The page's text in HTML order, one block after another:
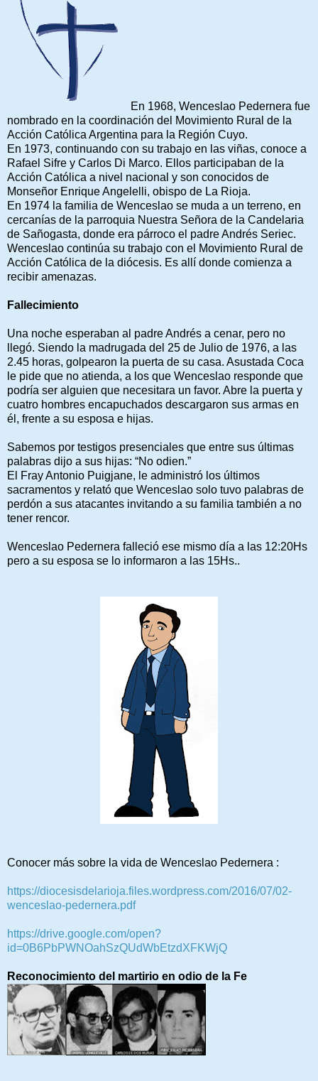
En 1968, Wenceslao Pedernera fue
nombrado en la coordinación del Movimiento Rural de la
Acción Católica Argentina para la Región Cuyo.
En 1973, continuando con su trabajo en las viñas, conoce a
Rafael Sifre y Carlos Di Marco. Ellos participaban de la
Acción Católica a nivel nacional y son conocidos de
Monseñor Enrique Angelelli, obispo de La Rioja.
En 1974 la familia de Wenceslao se muda a un terreno, en
cercanías de la parroquia Nuestra Señora de la Candelaria
de Sañogasta, donde era párroco el padre Andrés Seriec.
Wenceslao continúa su trabajo con el Movimiento Rural de
Acción Católica de la diócesis. Es allí donde comienza a
recibir amenazas.
Fallecimiento
Una noche esperaban al padre Andrés a cenar, pero no
llegó. Siendo la madrugada del 25 de Julio de 1976, a las
2.45 horas, golpearon la puerta de su casa. Asustada Coca
le pide que no atienda, a los que Wenceslao responde que
podría ser alguien que necesitara un favor. Abre la puerta y
cuatro hombres encapuchados descargaron sus armas en
él, frente a su esposa e hijas.
Sabemos por testigos presenciales que entre sus últimas
palabras dijo a sus hijas: “No odien.”
El Fray Antonio Puigjane, le administró los últimos
sacramentos y relató que Wenceslao solo tuvo palabras de
perdón a sus atacantes invitando a su familia también a no
tener rencor.
Wenceslao Pedernera falleció ese mismo día a las 12:20Hs
pero a su esposa se lo informaron a las 15Hs..
Conocer más sobre la vida de Wenceslao Pedernera :
https://diocesisdelarioja.files.wordpress.com/2016/07/02-
wenceslao-pedernera.pdf
https://drive.google.com/open?
id=0B6PbPWNOahSzQUdWbEtzdXFKWjQ
Reconocimiento del martirio en odio de la Fe